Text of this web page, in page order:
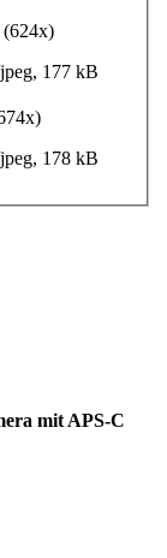
(624x)
177 kB
178 kB
mit APS-C